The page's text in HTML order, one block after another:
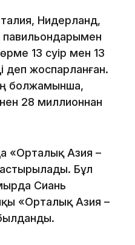
Нидерланд,
павильондарымен
13 сәуір мен 13
деп жоспарланған.
болжамынша,
28 миллионнан
«Орталық Азия –
Бұл
Сиань
«Орталық Азия –